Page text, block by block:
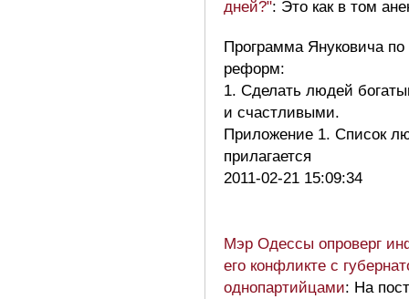
дней?": Это как в том
Программа Януковича
реформ:
1. Сделать людей
и счастливыми.
Приложение 1. Список
прилагается
2011-02-21 15:09:34
Мэр Одессы опроверг
его конфликте с
однопартийцами: На